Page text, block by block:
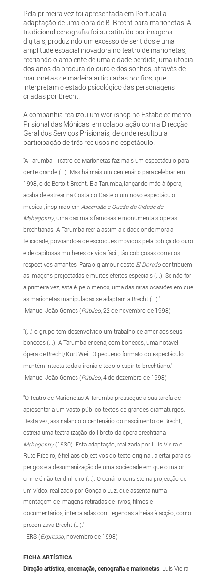
Pela primeira vez foi apresentada em Portugal a
adaptação de uma obra de B. Brecht para marionetas. A
tradicional cenografia foi substituída por imagens
digitais, produzindo um excesso de sentidos e uma
amplitude espacial inovadora no teatro de marionetas,
recriando o ambiente de uma cidade perdida, uma utopia
dos anos da procura do ouro e dos sonhos, através de
marionetas de madeira articuladas por fios, que
interpretam o estado psicológico das personagens
criadas por Brecht.
A companhia realizou um workshop no Estabelecimento
Prisional das Mónicas, em colaboração com a Direcção
Geral dos Serviços Prisionais, de onde resultou a
participação de três reclusos no espetáculo.
"A Tarumba - Teatro de Marionetas faz mais um espectáculo para
gente grande (...). Mas há mais um centenário para celebrar em
1998, o de Bertolt Brecht. E a Tarumba, lançando mão à ópera,
acaba de estrear na Costa do Castelo um novo espectáculo
musical, inspirado em Ascensão e Queda da Cidade de
Mahagonny, uma das mais famosas e monumentais óperas
brechtianas. A Tarumba recria assim a cidade onde mora a
felicidade, povoando-a de escroques movidos pela cobiça do ouro
e de capitosas mulheres de vida fácil, tão cobiçosas como os
respectivos amantes. Para o glamour deste El Doradocontribuem
as imagens projectadas e muitos efeitos especiais (...). Se não for
a primeira vez, esta é, pelo menos, uma das raras ocasiões em que
as marionetas manipuladas se adaptam a Brecht (...)."
-Manuel João Gomes (Público , 22 de novembro de 1998)
"(...) o grupo tem desenvolvido um trabalho de amor aos seus
bonecos (...). A Tarumba encena, com bonecos, uma notável
ópera de Brecht/Kurt Weil. O pequeno formato do espectáculo
mantém intacta toda a ironia e todo o espírito brechtiano."
-Manuel João Gomes (Público , 4 de dezembro de 1998)
"O Teatro de Marionetas A Tarumba prossegue a sua tarefa de
apresentar a um vasto público textos de grandes dramaturgos.
Desta vez, assinalando o centenário do nascimento de Brecht,
estreia uma teatralização do libreto da ópera brechtiana
Mahagonny(1930). Esta adaptação, realizada por Luís Vieira e
Rute Ribeiro, é fiel aos objectivos do texto original: alertar para os
perigos e a desumanização de uma sociedade em que o maior
crime é não ter dinheiro (...). O cenário consiste na projecção de
um vídeo, realizado por Gonçalo Luz, que assenta numa
montagem de imagens retiradas de livros, filmes e
documentários, intercaladas com legendas alheias à acção, como
preconizava Brecht (...)."
- ERS (Expresso , novembro de 1998)
FICHA ARTÍSTICA
Direção artística, encenação, cenografia e marionetas: Luís Vieira